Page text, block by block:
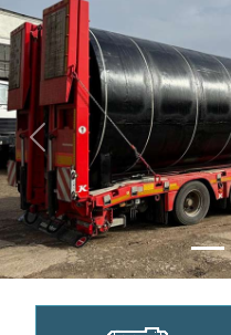
Предыдущий